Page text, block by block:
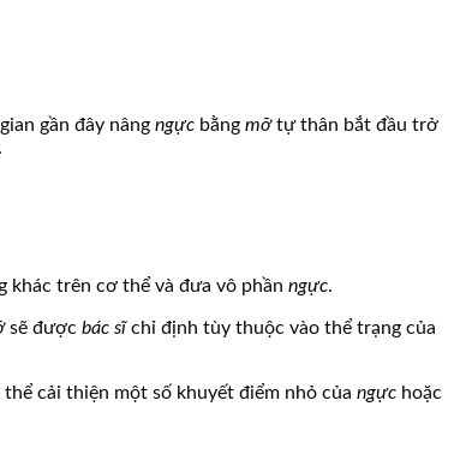
gần đây nâng ngực bằng mỡtự thân bắt đầu trở
khác trên cơ thể và đưa vô phần ngực.
sẽ được bác sĩchỉ định tùy thuộc vào thể trạng của
thể cải thiện một số khuyết điểm nhỏ của ngực hoặc